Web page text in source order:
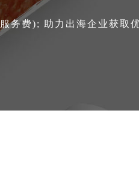
务费); 助力出海企业获取